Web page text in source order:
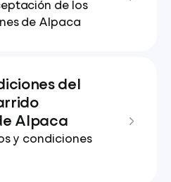
de los
de Alpaca
del
Alpaca
y condiciones